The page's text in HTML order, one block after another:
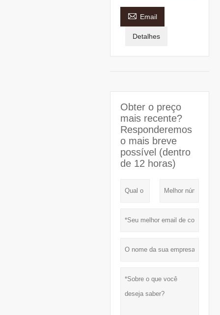
 Email
Detalhes
Obter o preço
mais recente?
Responderemos
o mais breve
possível (dentro
de 12 horas)